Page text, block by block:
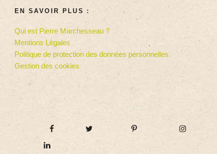
EN SAVOIR PLUS :
Qui est Pierre Marchesseau ?
Mentions Légales
Politique de protection des données personnelles
Gestion des cookies